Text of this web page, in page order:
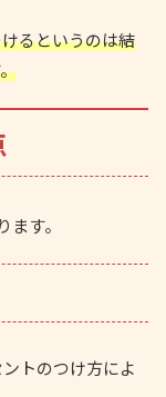
るというのは結
す。
トのつけ方によ